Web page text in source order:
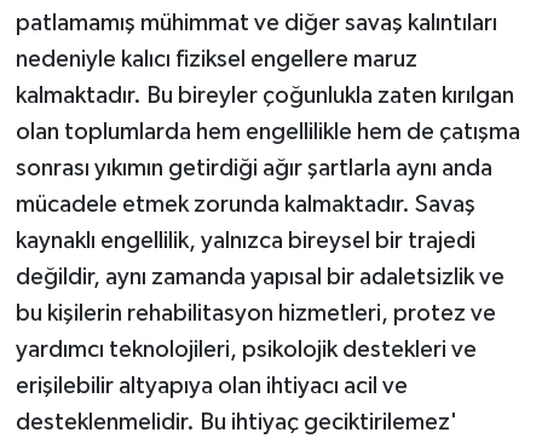
patlamamış mühimmat ve diğer savaş kalıntıları
nedeniyle kalıcı fiziksel engellere maruz
kalmaktadır. Bu bireyler çoğunlukla zaten kırılgan
olan toplumlarda hem engellilikle hem de çatışma
sonrası yıkımın getirdiği ağır şartlarla aynı anda
mücadele etmek zorunda kalmaktadır. Savaş
kaynaklı engellilik, yalnızca bireysel bir trajedi
değildir, aynı zamanda yapısal bir adaletsizlik ve
bu kişilerin rehabilitasyon hizmetleri, protez ve
yardımcı teknolojileri, psikolojik destekleri ve
erişilebilir altyapıya olan ihtiyacı acil ve
desteklenmelidir. Bu ihtiyaç geciktirilemez'